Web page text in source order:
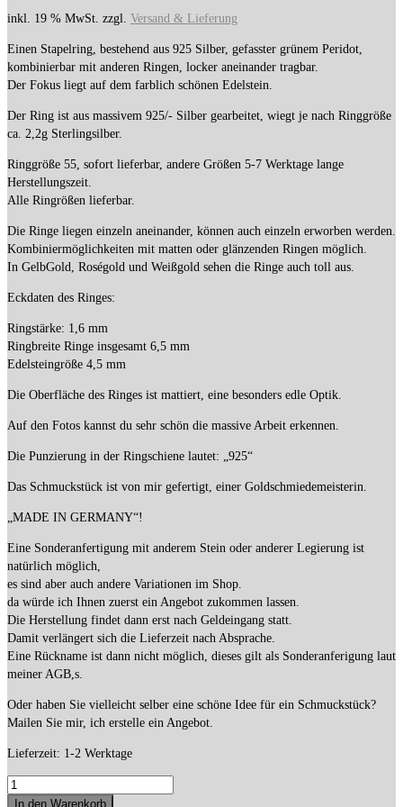
inkl. 19 % MwSt. zzgl. Versand & Lieferung
Einen Stapelring, bestehend aus 925 Silber, gefasster grünem Peridot,
kombinierbar mit anderen Ringen, locker aneinander tragbar.
Der Fokus liegt auf dem farblich schönen Edelstein.
Der Ring ist aus massivem 925/- Silber gearbeitet, wiegt je nach Ringgröße
ca. 2,2g Sterlingsilber.
Ringgröße 55, sofort lieferbar, andere Größen 5-7 Werktage lange
Herstellungszeit.
Alle Ringrößen lieferbar.
Die Ringe liegen einzeln aneinander, können auch einzeln erworben werden.
Kombiniermöglichkeiten mit matten oder glänzenden Ringen möglich.
In GelbGold, Roségold und Weißgold sehen die Ringe auch toll aus.
Eckdaten des Ringes:
Ringstärke: 1,6 mm
Ringbreite Ringe insgesamt 6,5 mm
Edelsteingröße 4,5 mm
Die Oberfläche des Ringes ist mattiert, eine besonders edle Optik.
Auf den Fotos kannst du sehr schön die massive Arbeit erkennen.
Die Punzierung in der Ringschiene lautet: „925“
Das Schmuckstück ist von mir gefertigt, einer Goldschmiedemeisterin.
„MADE IN GERMANY“!
Eine Sonderanfertigung mit anderem Stein oder anderer Legierung ist
natürlich möglich,
es sind aber auch andere Variationen im Shop.
da würde ich Ihnen zuerst ein Angebot zukommen lassen.
Die Herstellung findet dann erst nach Geldeingang statt.
Damit verlängert sich die Lieferzeit nach Absprache.
Eine Rückname ist dann nicht möglich, dieses gilt als Sonderanferigung laut
meiner AGB,s.
Oder haben Sie vielleicht selber eine schöne Idee für ein Schmuckstück?
Mailen Sie mir, ich erstelle ein Angebot.
Lieferzeit: 1-2 Werktage
1
Stapelring
In den Warenkorb